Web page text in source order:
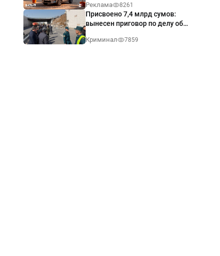
годовых
Реклама 8261
Присвоено 7,4 млрд сумов:
вынесен приговор по делу об
Ташкенте
Криминал 7859